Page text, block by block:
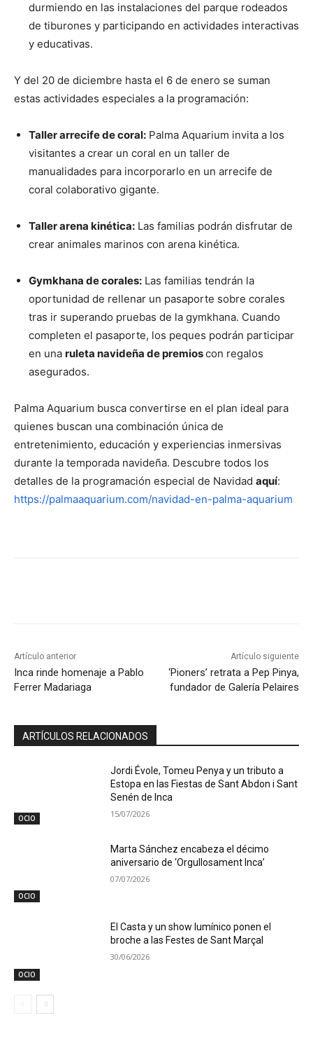
durmiendo en las instalaciones del parque rodeados
de tiburones y participando en actividades interactivas
y educativas.
Y del 20 de diciembre hasta el 6 de enero se suman
estas actividades especiales a la programación:
Taller arrecife de coral: Palma Aquarium invita a los
visitantes a crear un coral en un taller de
manualidades para incorporarlo en un arrecife de
coral colaborativo gigante.
Taller arena kinética: Las familias podrán disfrutar de
crear animales marinos con arena kinética.
Gymkhana de corales: Las familias tendrán la
oportunidad de rellenar un pasaporte sobre corales
tras ir superando pruebas de la gymkhana. Cuando
completen el pasaporte, los peques podrán participar
en una ruleta navideña de premioscon regalos
asegurados.
Palma Aquarium busca convertirse en el plan ideal para
quienes buscan una combinación única de
entretenimiento, educación y experiencias inmersivas
durante la temporada navideña. Descubre todos los
detalles de la programación especial de Navidad aquí:
https://palmaaquarium.com/navidad-en-palma-aquarium
Artículo anterior
Inca rinde homenaje a Pablo
Ferrer Madariaga
Artículo siguiente
‘Pioners’ retrata a Pep Pinya,
fundador de Galería Pelaires
ARTÍCULOS RELACIONADOS
OCIO
Jordi Évole, Tomeu Penya y un tributo a
Estopa en las Fiestas de Sant Abdon i Sant
Senén de Inca
15/07/2026
OCIO
Marta Sánchez encabeza el décimo
aniversario de ‘Orgullosament Inca’
07/07/2026
OCIO
El Casta y un show lumínico ponen el
broche a las Festes de Sant Marçal
30/06/2026